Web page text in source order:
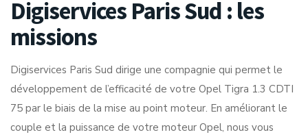
Digiservices Paris Sud : les
missions
Digiservices Paris Sud dirige une compagnie qui permet le
développement de l’efficacité de votre Opel Tigra 1.3 CDTI
75 par le biais de la mise au point moteur. En améliorant le
couple et la puissance de votre moteur Opel, nous vous